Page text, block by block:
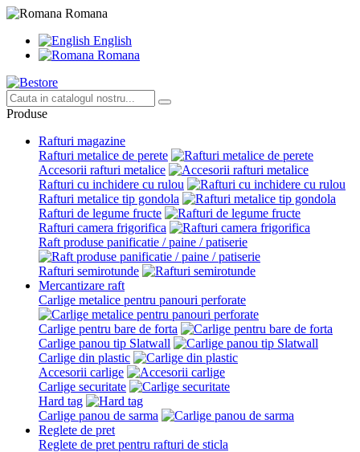
Romana
English
Romana
Produse
Rafturi magazine
Rafturi metalice de perete
Accesorii rafturi metalice
Rafturi cu inchidere cu rulou
Rafturi metalice tip gondola
Rafturi de legume fructe
Rafturi camera frigorifica
Raft produse panificatie / paine / patiserie
Rafturi semirotunde
Mercantizare raft
Carlige metalice pentru panouri perforate
Carlige pentru bare de forta
Carlige panou tip Slatwall
Carlige din plastic
Accesorii carlige
Carlige securitate
Hard tag
Carlige panou de sarma
Reglete de pret
Reglete de pret pentru rafturi de sticla